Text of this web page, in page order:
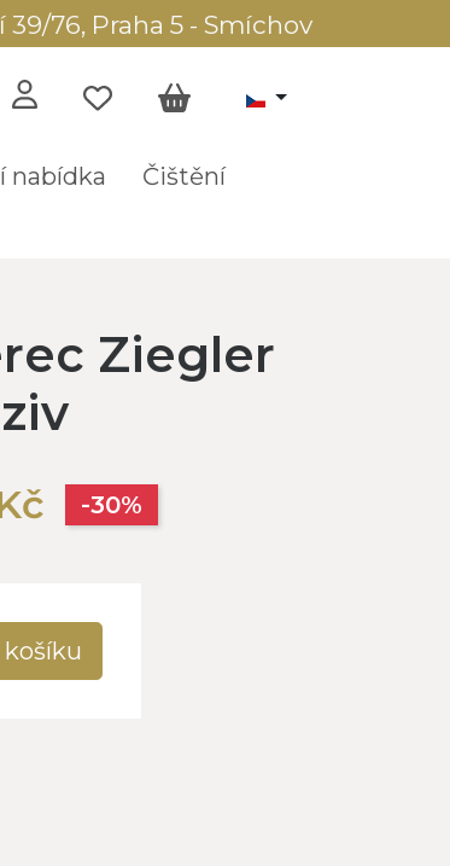
39/76, Praha 5 - Smíchov
nabídka
Čištění
Ziegler
-30%